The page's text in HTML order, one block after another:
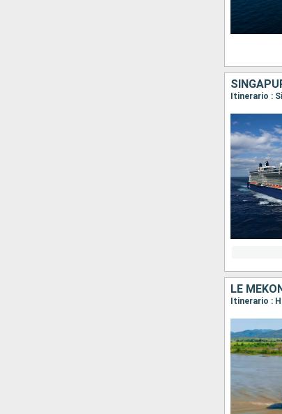
Itinerario :
LE
Itinerario :